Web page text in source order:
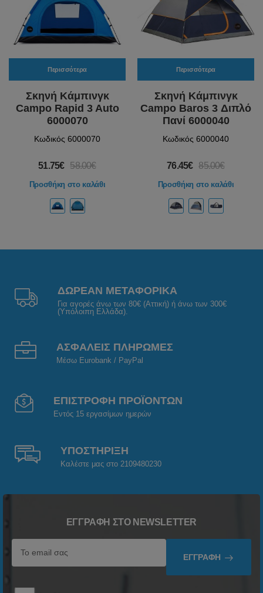
Περισσότερα
Σκηνή Κάμπινγκ
Campo Rapid 3 Auto
6000070
Κωδικός 6000070
51.75€ 58.00€
Προσθήκη στο καλάθι
Περισσότερα
Σκηνή Κάμπινγκ
Campo Baros 3 Διπλό
Πανί 6000040
Κωδικός 6000040
76.45€ 85.00€
Προσθήκη στο καλάθι
ΔΩΡΕΑΝ ΜΕΤΑΦΟΡΙΚΑ
Για αγορές άνω των 80€ (Αττική) ή άνω των 300€
(Υπόλοιπη Ελλάδα).
ΑΣΦΑΛΕΙΣ ΠΛΗΡΩΜΕΣ
Μέσω Eurobank / PayPal
ΕΠΙΣΤΡΟΦΗ ΠΡΟΪΟΝΤΩΝ
Εντός 15 εργασίμων ημερών
ΥΠΟΣΤΗΡΙΞΗ
Καλέστε μας στο 2109480230
ΕΓΓΡΑΦΉ ΣΤΟ NEWSLETTER
ΕΓΓΡΑΦΉ